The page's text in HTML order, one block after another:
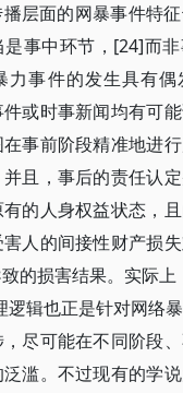
层面的网暴事件特
事中环节，[24]而
力事件的发生具有偶
或时事新闻均有可
事前阶段精准地进
且，事后的责任认
的人身权益状态，
人的间接性财产损
的损害结果。实际上
逻辑也正是针对网络
尽可能在不同阶段
滥。不过现有的学